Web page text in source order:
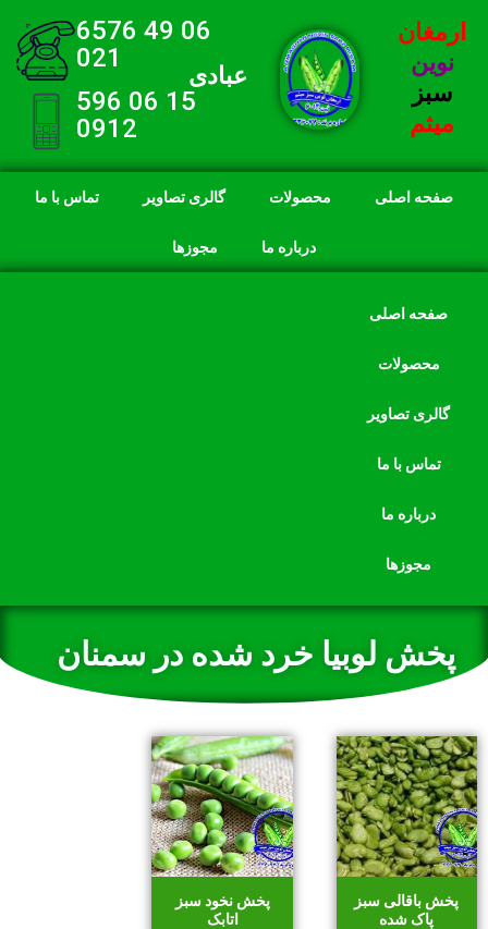
ارمغان
نوین
سبز
میثم
06 49 6576
021
عبادی
15 06 596
0912
صفحه اصلی محصولات گالری تصاویر تماس با ما
درباره ما مجوزها
صفحه اصلی
محصولات
گالری تصاویر
تماس با ما
درباره ما
مجوزها
پخش لوبیا خرد شده در سمنان
پخش باقالی سبز
پاک شده
پخش نخود سبز
اتابک